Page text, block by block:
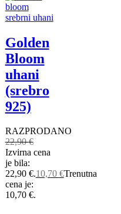
Golden
Bloom
uhani
(srebro
925)
RAZPRODANO
22,90€
Izvirna cena
je bila:
22,90 €.10,70 €Trenutna
cena je:
10,70 €.